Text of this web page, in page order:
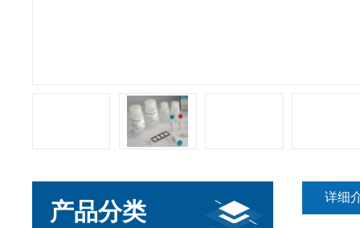
产品分类
详细